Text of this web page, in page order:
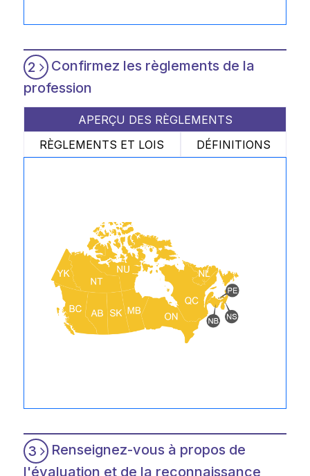
2
Confirmez les règlements de la
profession
APERÇU DES RÈGLEMENTS
RÈGLEMENTS ET LOIS
DÉFINITIONS
3
Renseignez-vous à propos de
l'évaluation et de la reconnaissance